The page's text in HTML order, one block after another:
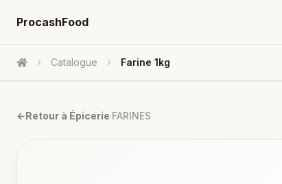
ProcashFood
Accueil Catalogue Farine 1kg
←Retour à Épicerie·FARINES